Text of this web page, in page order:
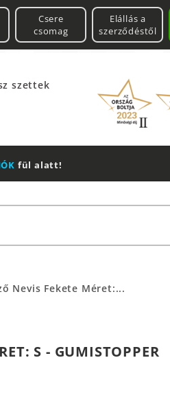
Csere
csomag
Elállás a
szerződéstől
szettek
fül alatt!
Nevis Fekete Méret:...
S - GUMISTOPPER